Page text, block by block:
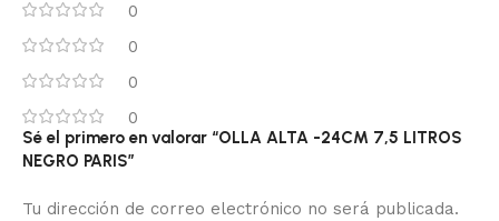
0
0
0
0
Sé el primero en valorar “OLLA ALTA -24CM 7,5 LITROS
NEGRO PARIS”
Tu dirección de correo electrónico no será publicada.